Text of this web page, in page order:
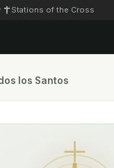
Stations of the Cross
los Santos